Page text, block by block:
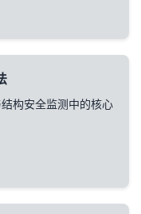
构安全监测中的核心